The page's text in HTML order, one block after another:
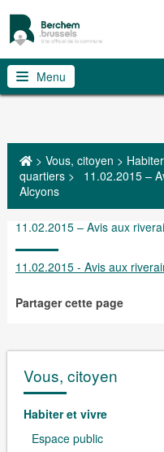
Menu
> Vous, citoyen >
quartiers>
11.02.2015 –
Alcyons
11.02.2015 – Avis aux
11.02.2015 - Avis aux
Partager cette page
Vous, citoyen
Habiter et vivre
Espace public